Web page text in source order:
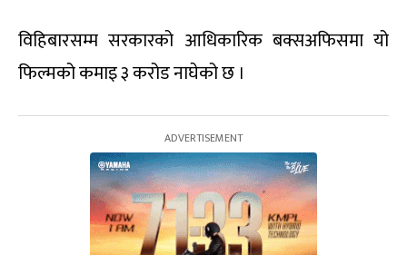
विहिबारसम्म सरकारको आधिकारिक बक्सअफिसमा यो
फिल्मको कमाइ ३ करोड नाघेको छ ।